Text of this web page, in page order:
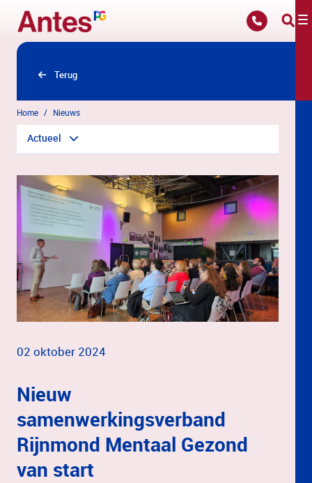
Overslaan en naar hoofdinhoud gaan
Terug
Home Nieuws
Actueel
02 oktober 2024
Nieuw
samenwerkingsverband
Rijnmond Mentaal Gezond
van start